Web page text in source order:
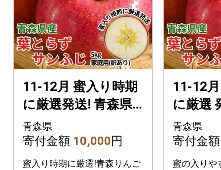
11-12月 蜜入り時期
に厳選発送! 青森県
産 りんご 訳あり 葉
とらずサンふじ 家
庭用 約5kg
青森県
寄付金額 10,000円
蜜入り時期に厳選!青森りんご
11-12
に厳選
産 りん
とらず
庭用 約
青森県
寄付金
蜜の入りや